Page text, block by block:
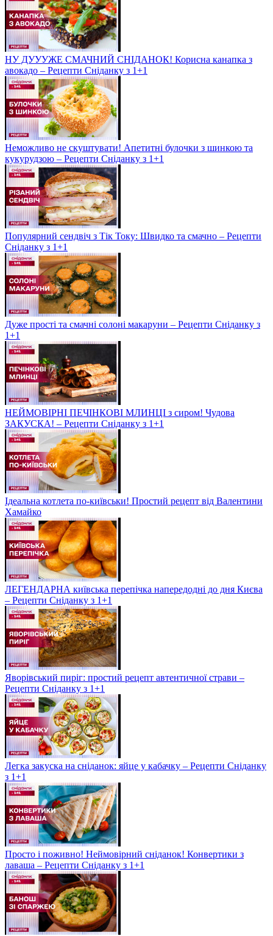
НУ ДУУУЖЕ СМАЧНИЙ СНІДАНОК! Корисна канапка з
авокадо – Рецепти Сніданку з 1+1
Неможливо не скуштувати! Апетитні булочки з шинкою та
кукурудзою – Рецепти Сніданку з 1+1
Популярний сендвіч з Тік Току: Швидко та смачно – Рецепти
Сніданку з 1+1
Дуже прості та смачні солоні макаруни – Рецепти Сніданку з
1+1
НЕЙМОВІРНІ ПЕЧІНКОВІ МЛИНЦІ з сиром! Чудова
ЗАКУСКА! – Рецепти Сніданку з 1+1
Ідеальна котлета по-київськи! Простий рецепт від Валентини
Хамайко
ЛЕГЕНДАРНА київська перепічка напередодні до дня Києва
– Рецепти Сніданку з 1+1
Яворівський пиріг: простий рецепт автентичної страви –
Рецепти Сніданку з 1+1
Легка закуска на сніданок: яйце у кабачку – Рецепти Сніданку
з 1+1
Просто і поживно! Неймовірний сніданок! Конвертики з
лаваша – Рецепти Сніданку з 1+1